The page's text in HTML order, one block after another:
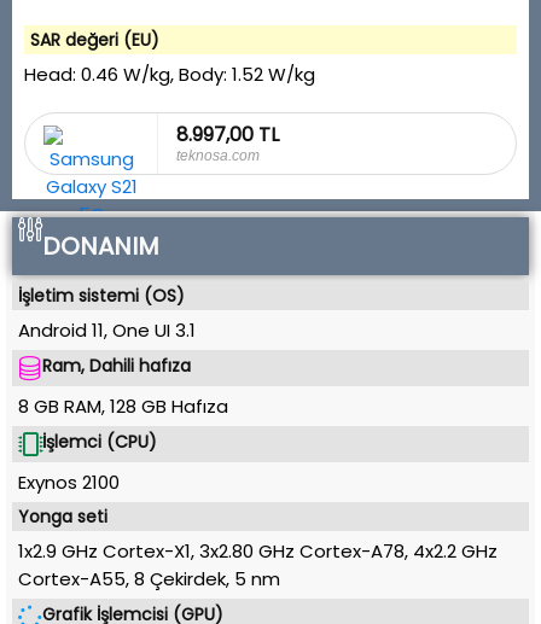
SAR değeri (EU)
Head: 0.46 W/kg, Body: 1.52 W/kg
8.997,00 TL
teknosa.com
DONANIM
İşletim sistemi (OS)
Android 11,One UI 3.1
Ram, Dahili hafıza
8 GB RAM,128 GB Hafıza
İşlemci (CPU)
Exynos 2100
Yonga seti
1x2.9 GHz Cortex-X1, 3x2.80 GHz Cortex-A78, 4x2.2 GHz
Cortex-A55, 8 Çekirdek, 5 nm
Grafik İşlemcisi (GPU)